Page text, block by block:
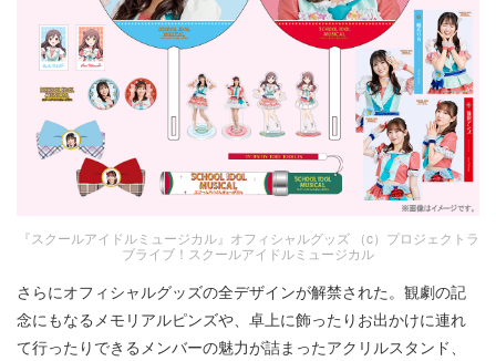
『スクールアイドルミュージカル』オフィシャルグッズ （c）プロジェクトラ
ブライブ！スクールアイドルミュージカル
さらにオフィシャルグッズの全デザインが解禁された。観劇の記
念にもなるメモリアルピンズや、卓上に飾ったりお出かけに連れ
て行ったりできるメンバーの魅力が詰まったアクリルスタンド、